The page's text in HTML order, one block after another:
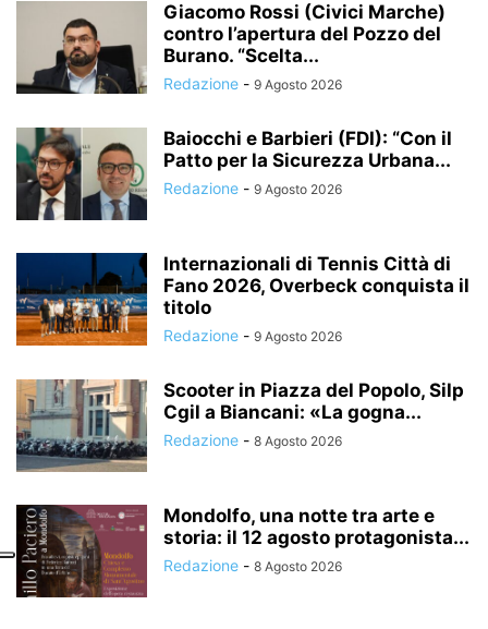
Giacomo Rossi (Civici Marche)
contro l’apertura del Pozzo del
Burano. “Scelta...
Redazione - 9 Agosto 2026
Baiocchi e Barbieri (FDI): “Con il
Patto per la Sicurezza Urbana...
Redazione - 9 Agosto 2026
Internazionali di Tennis Città di
Fano 2026, Overbeck conquista il
titolo
Redazione - 9 Agosto 2026
Scooter in Piazza del Popolo, Silp
Cgil a Biancani: «La gogna...
Redazione - 8 Agosto 2026
Mondolfo, una notte tra arte e
storia: il 12 agosto protagonista...
Redazione - 8 Agosto 2026